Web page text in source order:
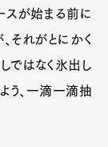
スが始まる前に
それがとにかく
ではなく氷出し
う、一滴一滴抽